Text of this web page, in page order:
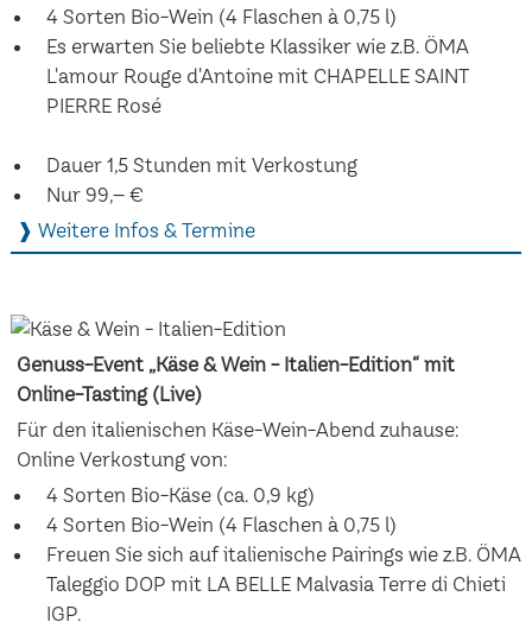
4 Sorten Bio-Wein (4 Flaschen à 0,75 l)
Es erwarten Sie beliebte Klassiker wie z.B. ÖMA
L'amour Rouge d'Antoine mit CHAPELLE SAINT
PIERRE Rosé
Dauer 1,5 Stunden mit Verkostung
Nur 99,– €
❱ Weitere Infos & Termine
Genuss-Event „Käse & Wein - Italien-Edition“ mit
Online-Tasting (Live)
Für den italienischen Käse-Wein-Abend zuhause:
Online Verkostung von:
4 Sorten Bio-Käse (ca. 0,9 kg)
4 Sorten Bio-Wein (4 Flaschen à 0,75 l)
Freuen Sie sich auf italienische Pairings wie z.B. ÖMA
Taleggio DOP mit LA BELLE Malvasia Terre di Chieti
IGP.